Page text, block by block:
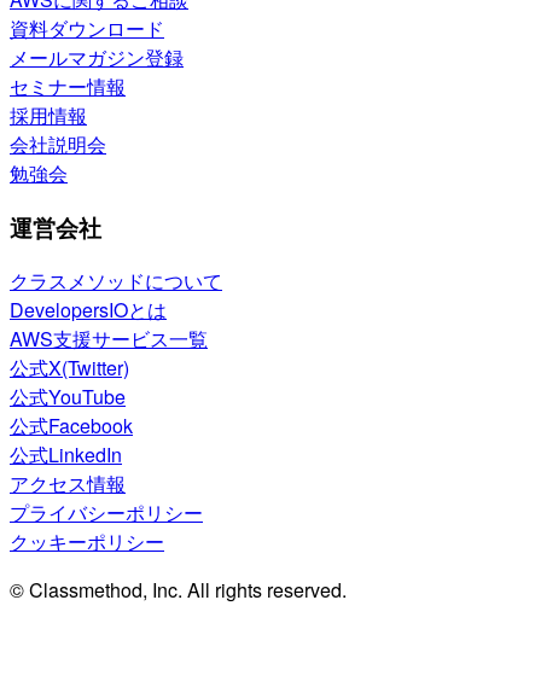
資料ダウンロード
メールマガジン登録
セミナー情報
採用情報
会社説明会
勉強会
運営会社
クラスメソッドについて
DevelopersIOとは
AWS支援サービス一覧
公式X(Twitter)
公式YouTube
公式Facebook
公式LinkedIn
アクセス情報
プライバシーポリシー
クッキーポリシー
© Classmethod, Inc. All rights reserved.